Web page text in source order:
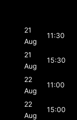
21
Aug
11:30
21
Aug
15:30
22
Aug
11:00
22
Aug
15:00